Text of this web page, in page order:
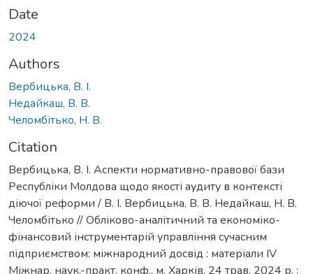
Date
2024
Authors
Вербицька, В. І.
Недайкаш, В. В.
Челомбітько, Н. В.
Citation
Вербицька, В. І. Аспекти нормативно-правової бази
Республіки Молдова щодо якості аудиту в контексті
діючої реформи / В. І. Вербицька, В. В. Недайкаш, Н. В.
Челомбітько // Обліково-аналітичний та економіко-
фінансовий інструментарій управління сучасним
підприємством: міжнародний досвід : матеріали IV
Міжнар. наук.-практ. конф., м. Харків, 24 трав. 2024 р. :